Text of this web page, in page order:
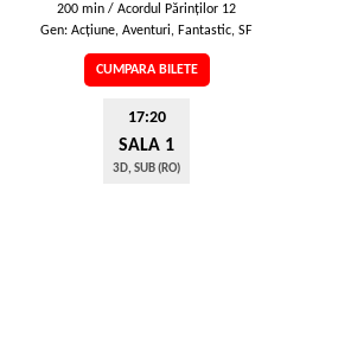
200 min / Acordul Părinţilor 12
Gen: Acţiune, Aventuri, Fantastic, SF
CUMPARA BILETE
17:20
SALA 1
3D, SUB (RO)